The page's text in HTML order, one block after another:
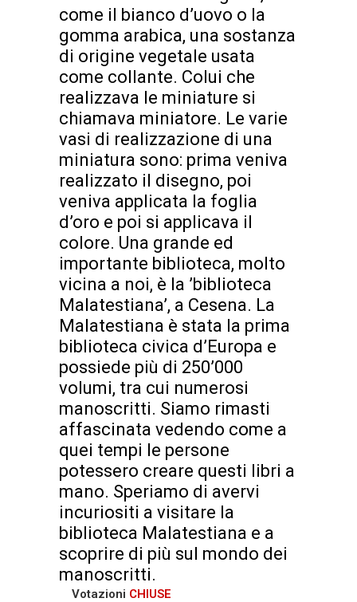
come il bianco d’uovo o la
gomma arabica, una sostanza
di origine vegetale usata
come collante. Colui che
realizzava le miniature si
chiamava miniatore. Le varie
vasi di realizzazione di una
miniatura sono: prima veniva
realizzato il disegno, poi
veniva applicata la foglia
d’oro e poi si applicava il
colore. Una grande ed
importante biblioteca, molto
vicina a noi, è la ’biblioteca
Malatestiana’, a Cesena. La
Malatestiana è stata la prima
biblioteca civica d’Europa e
possiede più di 250’000
volumi, tra cui numerosi
manoscritti. Siamo rimasti
affascinata vedendo come a
quei tempi le persone
potessero creare questi libri a
mano. Speriamo di avervi
incuriositi a visitare la
biblioteca Malatestiana e a
scoprire di più sul mondo dei
manoscritti.
Votazioni CHIUSE